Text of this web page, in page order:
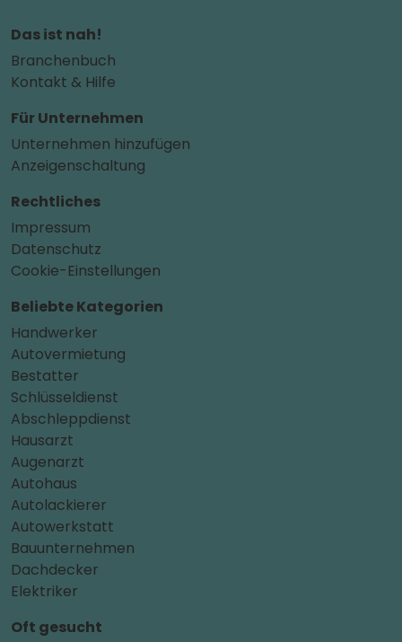
Das ist nah!
Branchenbuch
Kontakt & Hilfe
Für Unternehmen
Unternehmen hinzufügen
Anzeigenschaltung
Rechtliches
Impressum
Datenschutz
Cookie-Einstellungen
Beliebte Kategorien
Handwerker
Autovermietung
Bestatter
Schlüsseldienst
Abschleppdienst
Hausarzt
Augenarzt
Autohaus
Autolackierer
Autowerkstatt
Bauunternehmen
Dachdecker
Elektriker
Oft gesucht